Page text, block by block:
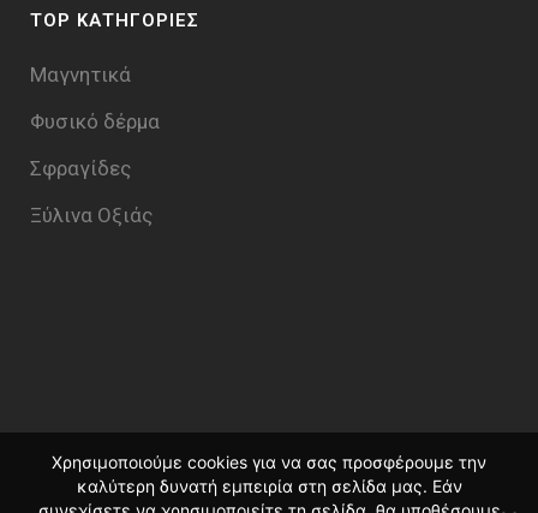
TOP ΚΑΤΗΓΟΡΙΕΣ
Μαγνητικά
Φυσικό δέρμα
Σφραγίδες
Ξύλινα Οξιάς
Χρησιμοποιούμε cookies για να σας προσφέρουμε την
καλύτερη δυνατή εμπειρία στη σελίδα μας. Εάν